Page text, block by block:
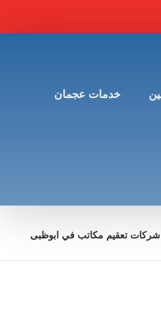
خدمات عجمان
تعقيم مكاتب في ابوظبى